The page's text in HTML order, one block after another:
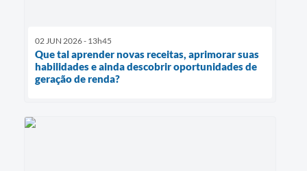
02 JUN 2026 - 13h45
Que tal aprender novas receitas, aprimorar suas
habilidades e ainda descobrir oportunidades de
geração de renda?